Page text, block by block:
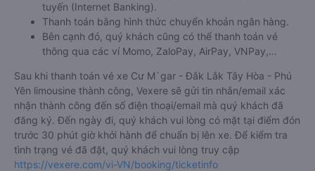
tuyến (Internet Banking).
Thanh toán bằng hình thức chuyển khoản ngân hàng.
Bên cạnh đó, quý khách cũng có thể thanh toán vé
thông qua các ví Momo, ZaloPay, AirPay, VNPay,…
Sau khi thanh toán vé xe Cư M`gar - Đắk Lắk Tây Hòa - Phú
Yên limousine thành công, Vexere sẽ gửi tin nhắn/email xác
nhận thành công đến số điện thoại/email mà quý khách đã
đăng ký. Đến ngày đi, quý khách vui lòng có mặt tại điểm đón
trước 30 phút giờ khởi hành để chuẩn bị lên xe. Để kiểm tra
tình trạng vé đã đặt, quý khách vui lòng truy cập
https://vexere.com/vi-VN/booking/ticketinfo